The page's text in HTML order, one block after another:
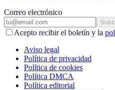
Correo electrónico
Acepto recibir el boletín y la
Aviso legal
Política de privacidad
Política de cookies
Política DMCA
Política editorial